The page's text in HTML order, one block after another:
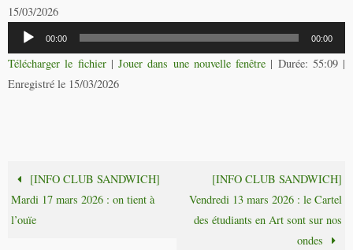
15/03/2026
Lecteur
audio
00:00 00:00
Télécharger le fichier| Jouer dans une nouvelle fenêtre | Durée: 55:09|
Enregistré le 15/03/2026
[INFO CLUB SANDWICH]
Mardi 17 mars 2026 : on tient à
l’ouïe
[INFO CLUB SANDWICH]
Vendredi 13 mars 2026 : le Cartel
des étudiants en Art sont sur nos
ondes